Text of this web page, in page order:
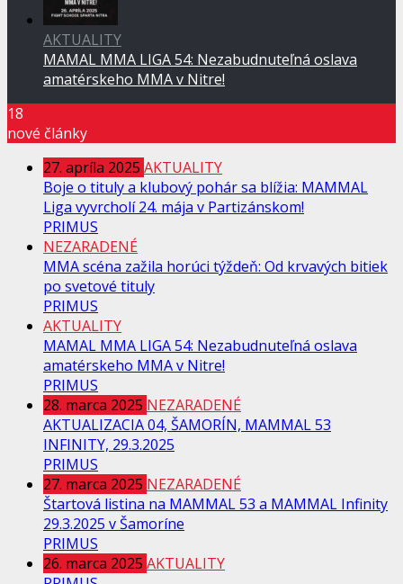
AKTUALITY
MAMAL MMA LIGA 54: Nezabudnuteľná oslava
amatérskeho MMA v Nitre!
18
nové články
27. apríla 2025 AKTUALITY
Boje o tituly a klubový pohár sa blížia: MAMMAL
Liga vyvrcholí 24. mája v Partizánskom!
PRIMUS
NEZARADENÉ
MMA scéna zažila horúci týždeň: Od krvavých bitiek
po svetové tituly
PRIMUS
AKTUALITY
MAMAL MMA LIGA 54: Nezabudnuteľná oslava
amatérskeho MMA v Nitre!
PRIMUS
28. marca 2025 NEZARADENÉ
AKTUALIZACIA 04, ŠAMORÍN, MAMMAL 53
INFINITY, 29.3.2025
PRIMUS
27. marca 2025 NEZARADENÉ
Štartová listina na MAMMAL 53 a MAMMAL Infinity
29.3.2025 v Šamoríne
PRIMUS
26. marca 2025 AKTUALITY